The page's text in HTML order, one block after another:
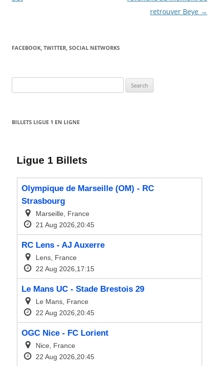
retrouver Beye →
FACEBOOK, TWITTER, SOCIAL NETWORKS
for:
BILLETS LIGUE 1 EN LIGNE